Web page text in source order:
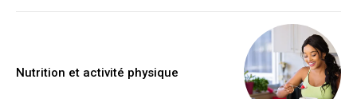
Nutrition et activité physique